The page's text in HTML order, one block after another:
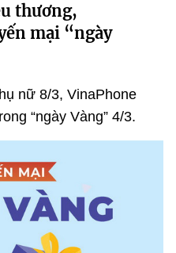
thương,
mại “ngày
nữ 8/3, VinaPhone
“ngày Vàng” 4/3.